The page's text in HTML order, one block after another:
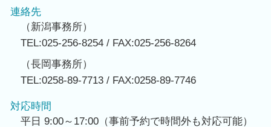
連絡先
（新潟事務所）
TEL:025-256-8254 / FAX:025-256-8264
（長岡事務所）
TEL:0258-89-7713 / FAX:0258-89-7746
対応時間
平日 9:00～17:00（事前予約で時間外も対応可能）